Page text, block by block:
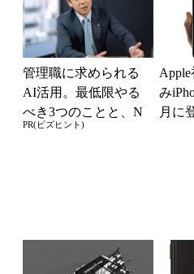
管理職に求められる
AI活用。最低限やる
べき3つのことと、N
Gな自己認識
PR(ビズヒント)
み
月に